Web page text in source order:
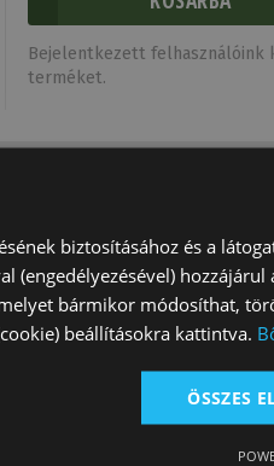
Bejelentkezett felhasználóink
terméket.
Hajháló Masnis
biztosításához és a
(engedélyezésével) hozzájárul
bármikor módosíthat,
beállításokra kattintva.
ÖSSZES